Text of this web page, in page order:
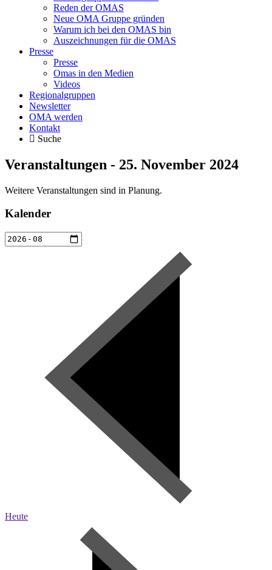
Reden der OMAS
Neue OMA Gruppe gründen
Warum ich bei den OMAS bin
Auszeichnungen für die OMAS
Presse
Presse
Omas in den Medien
Videos
Regionalgruppen
Newsletter
OMA werden
Kontakt
Suche
Veranstaltungen - 25. November 2024
Weitere Veranstaltungen sind in Planung.
Kalender
Heute